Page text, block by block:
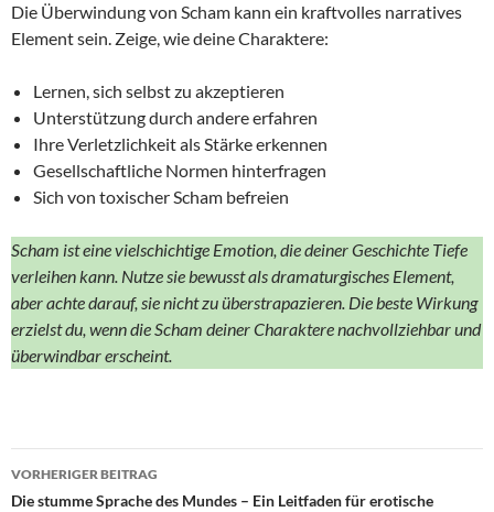
Die Überwindung von Scham kann ein kraftvolles narratives
Element sein. Zeige, wie deine Charaktere:
Lernen, sich selbst zu akzeptieren
Unterstützung durch andere erfahren
Ihre Verletzlichkeit als Stärke erkennen
Gesellschaftliche Normen hinterfragen
Sich von toxischer Scham befreien
Scham ist eine vielschichtige Emotion, die deiner Geschichte Tiefe
verleihen kann. Nutze sie bewusst als dramaturgisches Element,
aber achte darauf, sie nicht zu überstrapazieren. Die beste Wirkung
erzielst du, wenn die Scham deiner Charaktere nachvollziehbar und
überwindbar erscheint.
Beitragsnavigation
VORHERIGER BEITRAG
Die stumme Sprache des Mundes – Ein Leitfaden für erotische